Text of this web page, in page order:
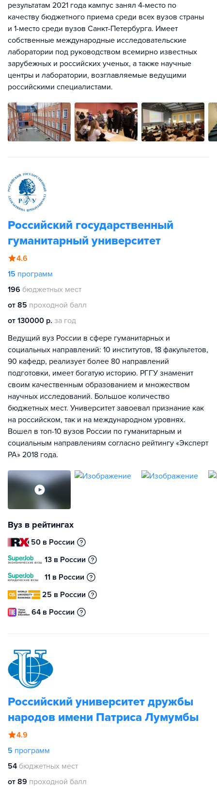
результатам 2021 года кампус занял 4-место по
качеству бюджетного приема среди всех вузов страны
и 1-место среди вузов Санкт-Петербурга. Имеет
собственные международные исследовательские
лаборатории под руководством всемирно известных
зарубежных и российских ученых, а также научные
центры и лаборатории, возглавляемые ведущими
российскими специалистами.
Российский государственный
гуманитарный университет
4.6
15 программ
196 бюджетных мест
от 85 проходной балл
от 130000 р. за год
Ведущий вуз России в сфере гуманитарных и
социальных направлений: 10 институтов, 18 факультетов,
90 кафедр, реализует более 80 направлений
подготовки, имеет богатую историю. РГГУ знаменит
своим качественным образованием и множеством
научных исследований. Большое количество
бюджетных мест. Университет завоевал признание как
на российском, так и на международном уровнях.
Вошел в топ-10 вузов России по гуманитарным и
социальным направлениям согласно рейтингу «Эксперт
РА» 2018 года.
Вуз в рейтингах
50 в России
13 в России
11 в России
25 в России
64 в России
Российский университет дружбы
народов имени Патриса Лумумбы
4.9
5 программ
54 бюджетных мест
от 89 проходной балл